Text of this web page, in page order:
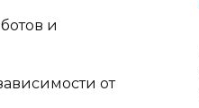
и
от